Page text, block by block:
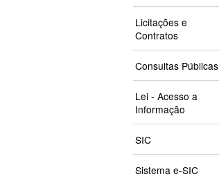
Licitações e
Contratos
Consultas Públicas
Lei - Acesso a
Informação
SIC
Sistema e-SIC